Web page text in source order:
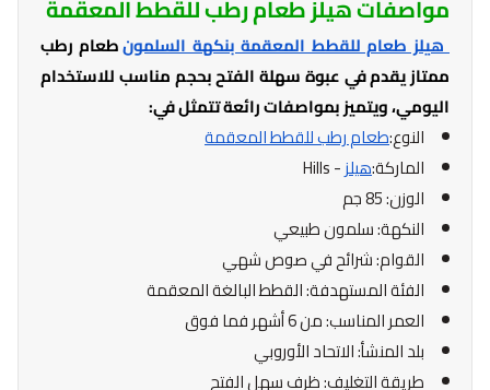
مواصفات هيلز طعام رطب للقطط المعقمة
هيلز طعام للقطط المعقمة بنكهة السلمونطعام رطب
ممتاز يقدم في عبوة سهلة الفتح بحجم مناسب للاستخدام
اليومي، ويتميز بمواصفات رائعة تتمثل في:
النوع:طعام رطب للقطط المعقمة
الماركة:هيلز- Hills
الوزن: 85 جم
النكهة: سلمون طبيعي
القوام: شرائح في صوص شهي
الفئة المستهدفة: القطط البالغة المعقمة
العمر المناسب: من 6 أشهر فما فوق
بلد المنشأ: الاتحاد الأوروبي
طريقة التغليف: ظرف سهل الفتح